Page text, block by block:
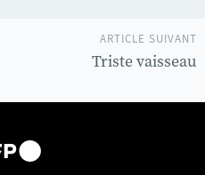
ARTICLE SUIVANT
Triste vaisseau